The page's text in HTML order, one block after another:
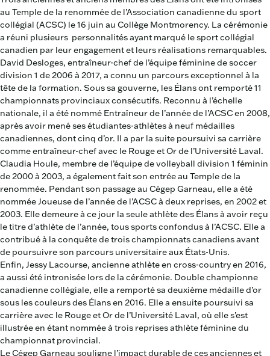
au Temple de la renommée de l’Association canadienne du sport
collégial (ACSC) le 16 juin au Collège Montmorency. La cérémonie
a réuni plusieurs personnalités ayant marqué le sport collégial
canadien par leur engagement et leurs réalisations remarquables.
David Desloges, entraîneur-chef de l’équipe féminine de soccer
division 1 de 2006 à 2017, a connu un parcours exceptionnel à la
tête de la formation. Sous sa gouverne, les Élans ont remporté 11
championnats provinciaux consécutifs. Reconnu à l’échelle
nationale, il a été nommé Entraîneur de l’année de l’ACSC en 2008,
après avoir mené ses étudiantes-athlètes à neuf médailles
canadiennes, dont cinq d’or. Il a par la suite poursuivi sa carrière
comme entraîneur-chef avec le Rouge et Or de l’Université Laval.
Claudia Houle, membre de l’équipe de volleyball division 1 féminin
de 2000 à 2003, a également fait son entrée au Temple de la
renommée. Pendant son passage au Cégep Garneau, elle a été
nommée Joueuse de l’année de l’ACSC à deux reprises, en 2002 et
2003. Elle demeure à ce jour la seule athlète des Élans à avoir reçu
le titre d’athlète de l’année, tous sports confondus à l’ACSC. Elle a
contribué à la conquête de trois championnats canadiens avant
de poursuivre son parcours universitaire aux États-Unis.
Enfin, Jessy Lacourse, ancienne athlète en cross-country en 2016,
a aussi été intronisée lors de la cérémonie. Double championne
canadienne collégiale, elle a remporté sa deuxième médaille d’or
sous les couleurs des Élans en 2016. Elle a ensuite poursuivi sa
carrière avec le Rouge et Or de l’Université Laval, où elle s’est
illustrée en étant nommée à trois reprises athlète féminine du
championnat provincial.
Le Cégep Garneau souligne l’impact durable de ces anciennes et